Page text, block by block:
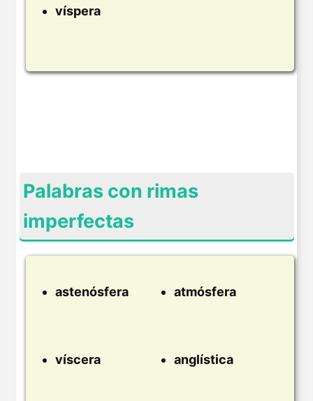
víspera
Palabras con rimas
imperfectas
astenósfera atmósfera
víscera anglística